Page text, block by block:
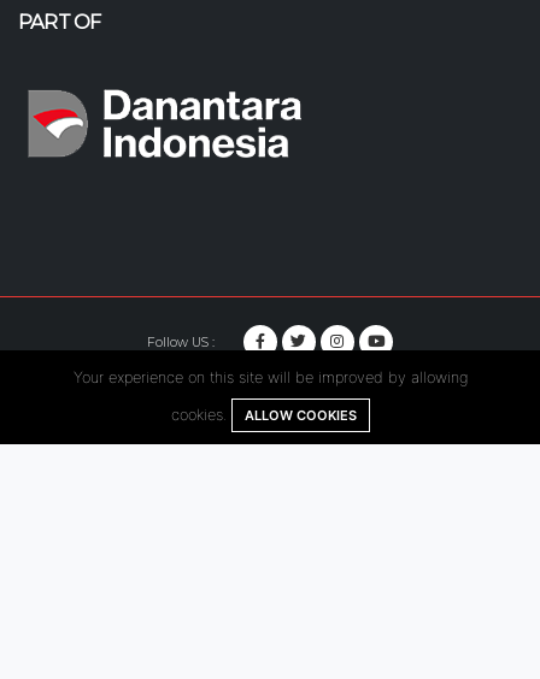
PART OF
Follow US :
© Copyright 2020. Hutama Karya All Rights Reserved.
Your experience on this site will be improved by allowing
cookies. ALLOW COOKIES